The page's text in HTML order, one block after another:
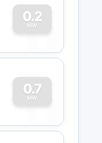
0.2
MW
0
0.7
MW
0